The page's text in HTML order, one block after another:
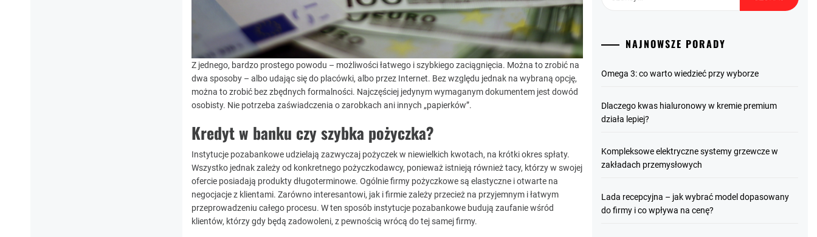
Z jednego, bardzo prostego powodu – możliwości łatwego i szybkiego zaciągnięcia. Można to zrobić na
dwa sposoby – albo udając się do placówki, albo przez Internet. Bez względu jednak na wybraną opcję,
można to zrobić bez zbędnych formalności. Najczęściej jedynym wymaganym dokumentem jest dowód
osobisty. Nie potrzeba zaświadczenia o zarobkach ani innych „papierków”.
Kredyt w banku czy szybka pożyczka?
Instytucje pozabankowe udzielają zazwyczaj pożyczek w niewielkich kwotach, na krótki okres spłaty.
Wszystko jednak zależy od konkretnego pożyczkodawcy, ponieważ istnieją również tacy, którzy w swojej
ofercie posiadają produkty długoterminowe. Ogólnie firmy pożyczkowe są elastyczne i otwarte na
negocjacje z klientami. Zarówno interesantowi, jak i firmie zależy przecież na przyjemnym i łatwym
przeprowadzeniu całego procesu. W ten sposób instytucje pozabankowe budują zaufanie wśród
klientów, którzy gdy będą zadowoleni, z pewnością wrócą do tej samej firmy.
NAJNOWSZE PORADY
Omega 3: co warto wiedzieć przy wyborze
Dlaczego kwas hialuronowy w kremie premium
działa lepiej?
Kompleksowe elektryczne systemy grzewcze w
zakładach przemysłowych
Lada recepcyjna – jak wybrać model dopasowany
do firmy i co wpływa na cenę?